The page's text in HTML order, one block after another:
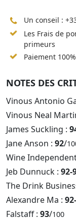
Un conseil :
Les Frais de
primeurs
Paiement
NOTES DES
Vinous Antonio
Vinous Neal
James Suckling :
Jane Anson : 92/
Wine
Jeb Dunnuck : 92-
The Drink
Alexandre Ma :
Falstaff : 93/100